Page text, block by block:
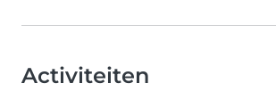
Activiteiten